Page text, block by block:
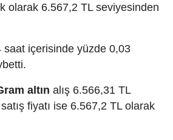
olarak 6.567,2 TL seviyesinden
saat içerisinde yüzde 0,03
altın alış 6.566,31 TL
fiyatı ise 6.567,2 TL olarak